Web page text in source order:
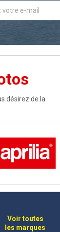
désirez de la
Voir toutes
les marques